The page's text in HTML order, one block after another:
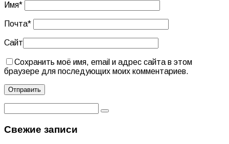
Имя*
Почта*
Сайт
Сохранить моё имя, email и адрес сайта в этом
браузере для последующих моих комментариев.
Свежие записи